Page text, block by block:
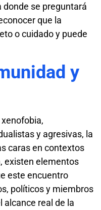
donde se preguntará
que la
o cuidado y puede
y
y agresivas, la
caras en contextos
existen elementos
este encuentro
políticos y miembros
alcance real de la